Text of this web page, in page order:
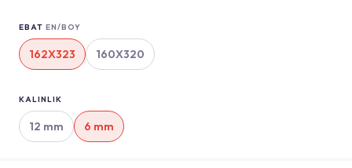
EBAT EN/BOY
162X323 160X320
KALINLIK
12 mm 6 mm